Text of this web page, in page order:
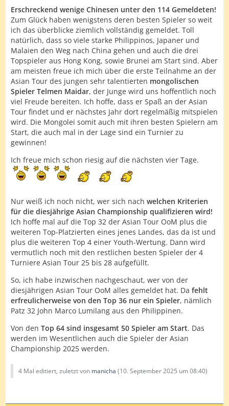
14 Japaner
10 Malaysier
7 Mongolen
6 Singapurer
4 Taiwanesen
4 Emiratis
4 Macauer
3 Bruneier
3 Hongkonger
2 Koreaner
Gespielt werden 4 Turniere, zwei am Donnerstag und 2
Erschreckend wenige Chinesen unter den 114 Gemeldeten!
Zum Glück haben wenigstens deren besten Spieler so weit
ich das überblicke ziemlich vollständig gemeldet. Toll
natürlich, dass so viele starke Philippinos, Japaner und
Malaien den Weg nach China gehen und auch die drei
Topspieler aus Hong Kong, sowie Brunei am Start sind. Aber
am meisten freue ich mich über die erste Teilnahme an der
Asian Tour des jungen sehr talentierten mongolischen
Spieler Telmen Maidar, der Junge wird uns hoffentlich noch
viel Freude bereiten. Ich hoffe, dass er Spaß an der Asian
Tour findet und er nächstes Jahr dort regelmäßig mitspielen
wird. Die Mongolei somit auch mit ihren besten Spielern am
Start, die auch mal in der Lage sind ein Turnier zu
gewinnen!
Ich freue mich schon riesig auf die nächsten vier Tage.
Nur weiß ich noch nicht, wer sich nach welchen Kriterien
für die diesjährige Asian Championship qualifizieren wird!
Ich hoffe mal auf die Top 32 der Asian Tour OoM plus die
weiteren Top-Platzierten eines jenes Landes, das da ist und
plus die weiteren Top 4 einer Youth-Wertung. Dann wird
vermutlich noch mit den restlichen besten Spieler der 4
Turniere Asian Tour 25 bis 28 aufgefüllt.
So, ich habe inzwischen nachgeschaut, wer von der
diesjährigen Asian Tour OoM alles gemeldet hat. Da fehlt
erfreulicherweise von den Top 36 nur ein Spieler, nämlich
Patz 32 John Marco Lumilang aus den Philippinen.
Von den Top 64 sind insgesamt 50 Spieler am Start. Das
werden im Wesentlichen auch die Spieler der Asian
Championship 2025 werden.
4 Mal editiert, zuletzt von manicha (10. September 2025 um 08:40)